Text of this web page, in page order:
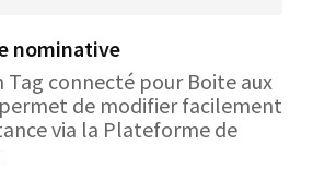
nominative
Tag connecté pour Boite aux
de modifier facilement
via la Plateforme de